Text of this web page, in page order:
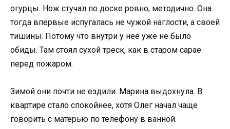
огурцы. Нож стучал по доске ровно, методично. Она
тогда впервые испугалась не чужой наглости, а своей
тишины. Потому что внутри у неё уже не было
обиды. Там стоял сухой треск, как в старом сарае
перед пожаром.
Зимой они почти не ездили. Марина выдохнула. В
квартире стало спокойнее, хотя Олег начал чаще
говорить с матерью по телефону в ванной.